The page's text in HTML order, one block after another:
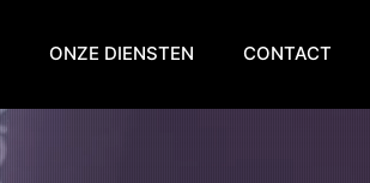
ONZE DIENSTEN CONTACT